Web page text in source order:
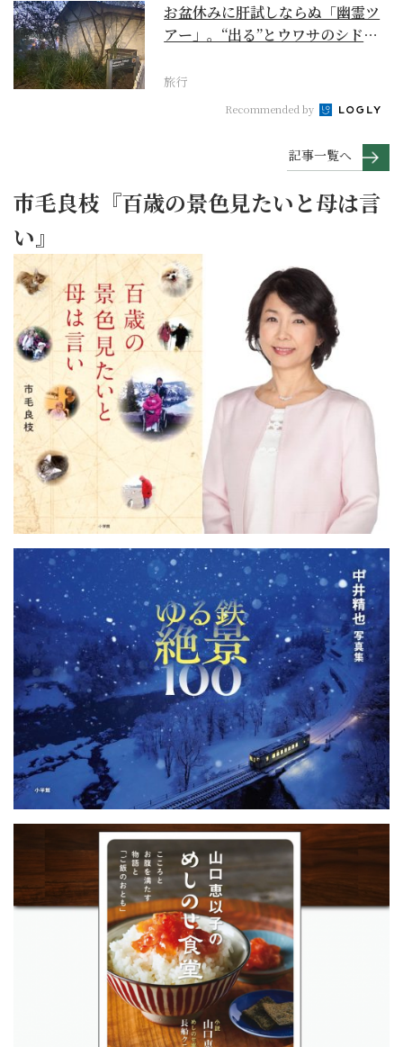
お盆休みに肝試しならぬ「幽霊ツ
アー」。“出る”とウワサのシドニ
旅行
Recommended by
記事一覧へ
市毛良枝『百歳の景色見たいと母は言
い』